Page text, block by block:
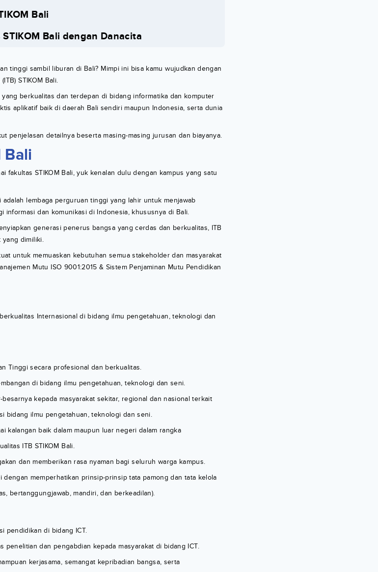
Bali
Bali dengan Danacita
tinggi sambil liburan di Bali? Mimpi ini bisa kamu wujudkan dengan
STIKOM Bali.
yang berkualitas dan terdepan di bidang informatika dan komputer
aplikatif baik di daerah Bali sendiri maupun Indonesia, serta dunia
penjelasan detailnya beserta masing-masing jurusan dan biayanya.
Bali
fakultas STIKOM Bali, yuk kenalan dulu dengan kampus yang satu
adalah lembaga perguruan tinggi yang lahir untuk menjawab
informasi dan komunikasi di Indonesia, khususnya di Bali.
generasi penerus bangsa yang cerdas dan berkualitas, ITB
yang dimiliki.
untuk memuaskan kebutuhan semua stakeholder dan masyarakat
Mutu ISO 9001:2015 & Sistem Penjaminan Mutu Pendidikan
Internasional di bidang ilmu pengetahuan, teknologi dan
Tinggi secara profesional dan berkualitas.
di bidang ilmu pengetahuan, teknologi dan seni.
kepada masyarakat sekitar, regional dan nasional terkait
bidang ilmu pengetahuan, teknologi dan seni.
kalangan baik dalam maupun luar negeri dalam rangka
ITB STIKOM Bali.
dan memberikan rasa nyaman bagi seluruh warga kampus.
dengan memperhatikan prinsip-prinsip tata pamong dan tata kelola
bertanggungjawab, mandiri, dan berkeadilan).
pendidikan di bidang ICT.
penelitian dan pengabdian kepada masyarakat di bidang ICT.
kerjasama, semangat kepribadian bangsa, serta